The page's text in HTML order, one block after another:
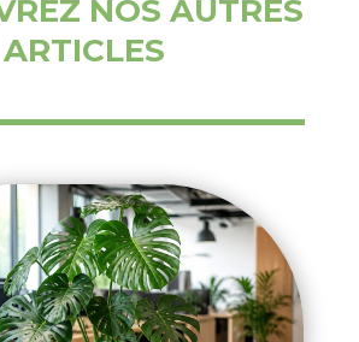
NOS AUTRES
ARTICLES